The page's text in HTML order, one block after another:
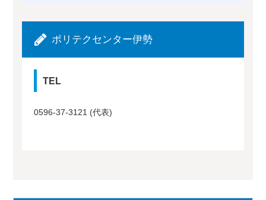
ポリテクセンター伊勢
TEL
0596-37-3121 (代表)